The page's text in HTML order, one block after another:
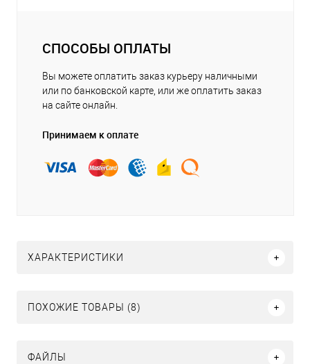
СПОСОБЫ ОПЛАТЫ
Вы можете оплатить заказ курьеру наличными
или по банковской карте, или же оплатить заказ
на сайте онлайн.
Принимаем к оплате
ХАРАКТЕРИСТИКИ
ПОХОЖИЕ ТОВАРЫ (8)
ФАЙЛЫ